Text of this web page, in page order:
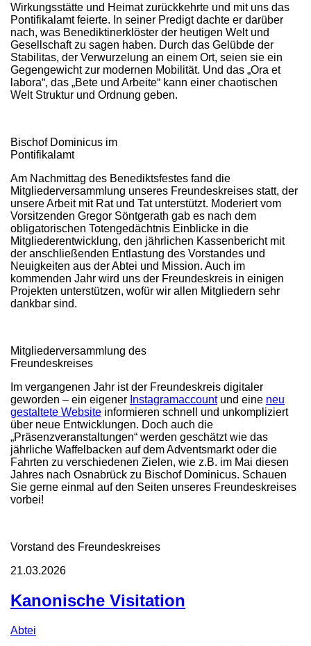
Wirkungsstätte und Heimat zurückkehrte und mit uns das
Pontifikalamt feierte. In seiner Predigt dachte er darüber
nach, was Benediktinerklöster der heutigen Welt und
Gesellschaft zu sagen haben. Durch das Gelübde der
Stabilitas, der Verwurzelung an einem Ort, seien sie ein
Gegengewicht zur modernen Mobilität. Und das „Ora et
labora“, das „Bete und Arbeite“ kann einer chaotischen
Welt Struktur und Ordnung geben.
Bischof Dominicus im
Pontifikalamt
Am Nachmittag des Benediktsfestes fand die
Mitgliederversammlung unseres Freundeskreises statt, der
unsere Arbeit mit Rat und Tat unterstützt. Moderiert vom
Vorsitzenden Gregor Söntgerath gab es nach dem
obligatorischen Totengedächtnis Einblicke in die
Mitgliederentwicklung, den jährlichen Kassenbericht mit
der anschließenden Entlastung des Vorstandes und
Neuigkeiten aus der Abtei und Mission. Auch im
kommenden Jahr wird uns der Freundeskreis in einigen
Projekten unterstützen, wofür wir allen Mitgliedern sehr
dankbar sind.
Mitgliederversammlung des
Freundeskreises
Im vergangenen Jahr ist der Freundeskreis digitaler
geworden – ein eigener Instagramaccountund eine neu
gestaltete Website informieren schnell und unkompliziert
über neue Entwicklungen. Doch auch die
„Präsenzveranstaltungen“ werden geschätzt wie das
jährliche Waffelbacken auf dem Adventsmarkt oder die
Fahrten zu verschiedenen Zielen, wie z.B. im Mai diesen
Jahres nach Osnabrück zu Bischof Dominicus. Schauen
Sie gerne einmal auf den Seiten unseres Freundeskreises
vorbei!
Vorstand des Freundeskreises
21.03.2026
Kanonische Visitation
Abtei